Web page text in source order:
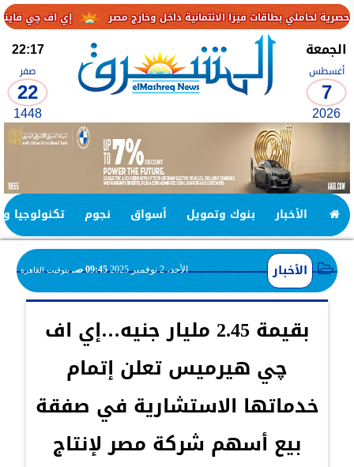
إي اف چي فاينانس تستعرض فيزا الائتمانية داخل وخارج مصر
الجمعة
أغسطس
7
2026
22:17
صفر
22
1448
الأخبار بنوك وتمويل أسواق نجوم تكنولوجيا
الأخبار الأحد، 2 نوفمبر 2025 09:45 صـ بتوقيت القاهرة
بقيمة 2.45 مليار جنيه…إي اف
چي هيرميس تعلن إتمام
خدماتها الاستشارية في صفقة
بيع أسهم شركة مصر لإنتاج